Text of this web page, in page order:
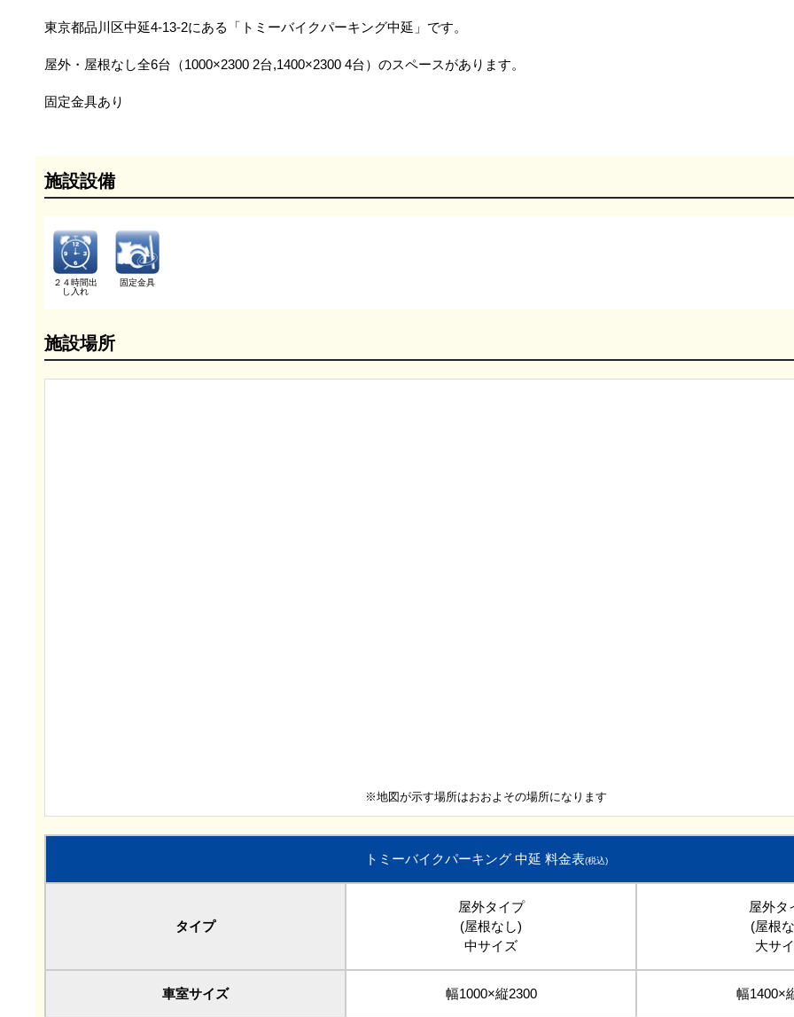
東京都品川区中延4-13-2にある「トミーバイクパーキング中延」です。
屋外・屋根なし全6台（1000×2300 2台,1400×2300 4台）のスペースがあります。
固定金具あり
施設設備
２４時間出
し入れ
固定金具
施設場所
※地図が示す場所はおおよその場所になります
トミーバイクパーキング 中延 料金表(税込)
タイプ
屋外タイプ
(屋根なし)
中サイズ
屋外タ
(屋根
大サ
車室サイズ 幅1000×縦2300 幅1400×